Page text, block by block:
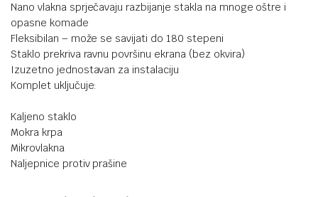
Nano vlakna sprječavaju razbijanje stakla na mnoge oštre i
opasne komade
Fleksibilan – može se savijati do 180 stepeni
Staklo prekriva ravnu površinu ekrana (bez okvira)
Izuzetno jednostavan za instalaciju
Komplet uključuje:
Kaljeno staklo
Mokra krpa
Mikrovlakna
Naljepnice protiv prašine